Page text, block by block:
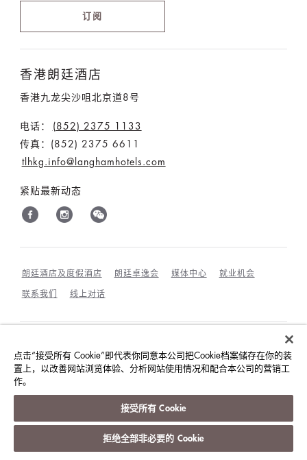
订阅
香港朗廷酒店
香港九龙尖沙咀北京道8号
电话：
(852) 2375 1133
传真：(852) 2375 6611
tlhkg.info@langhamhotels.com
紧贴最新动态
朗廷酒店及度假酒店 朗廷卓逸会 媒体中心 就业机会
联系我们 线上对话
COOKIES政策 宾客及访客行为规范与相互尊重
©朗廷酒店国际有限公司
点击“接受所有 Cookie”即代表你同意本公司把Cookie档案储存在你的装
置上，以改善网站浏览体验、分析网站使用情况和配合本公司的营销工
作。
接受所有 Cookie
拒绝全部非必要的 Cookie